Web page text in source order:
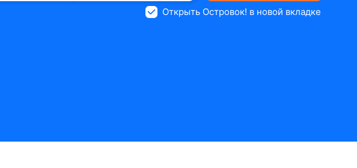
Открыть Островок! в новой вкладке